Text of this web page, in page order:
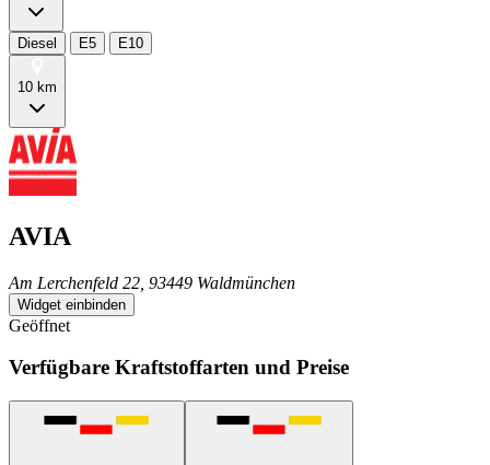
Diesel E5 E10
10 km
AVIA
Am Lerchenfeld 22, 93449 Waldmünchen
Widget einbinden
Geöffnet
Verfügbare Kraftstoffarten und Preise